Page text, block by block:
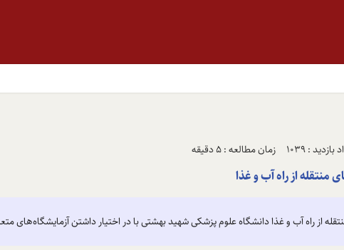
: 1039 زمان مطالعه : 5 دقیقه
از راه آب و غذا
از راه آب و غذا دانشگاه علوم پزشکی شهید بهشتی با در اختیار داشتن آزمایشگاه‌های